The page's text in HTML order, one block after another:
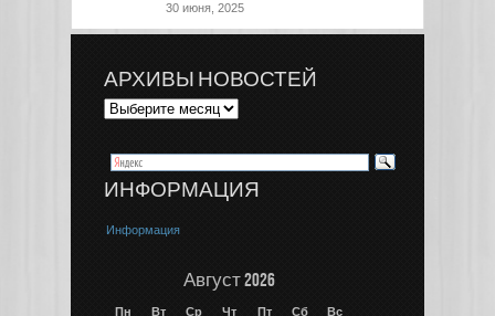
30 июня, 2025
АРХИВЫ НОВОСТЕЙ
ИНФОРМАЦИЯ
Информация
Август 2026
Пн Вт Ср Чт Пт Сб
Вс